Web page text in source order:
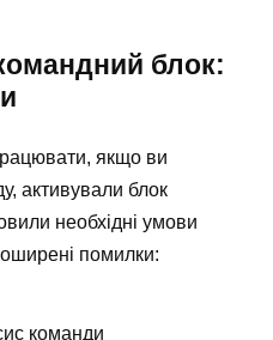
блок:
якщо ви
активували блок
необхідні умови
помилки:
команди